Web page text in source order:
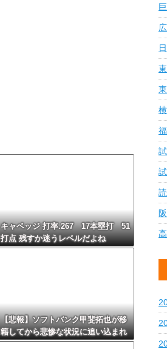
キャベッジ 打率.267 17本塁打 51
打点 残すか迷うレベルだよね
【悲報】ソフトバンク甲斐拓也が移
籍してから悲惨な状況に追い込まれ
てた